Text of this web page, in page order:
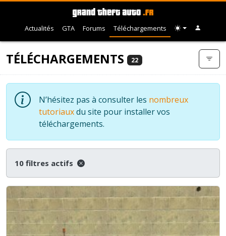
Actualités GTA Forums Téléchargements
TÉLÉCHARGEMENTS 22
N’hésitez pas à consulter les nombreux
tutoriauxdu site pour installer vos
téléchargements.
10 filtres actifs